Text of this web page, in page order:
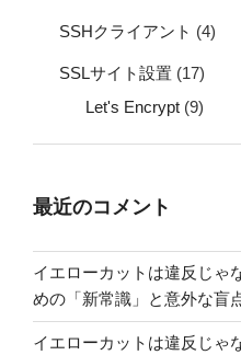
SSHクライアント (4)
SSLサイト設置 (17)
Let's Encrypt (9)
最近のコメント
イエローカットは違反じゃ
めの「新常識」と意外な盲
イエローカットは違反じゃ